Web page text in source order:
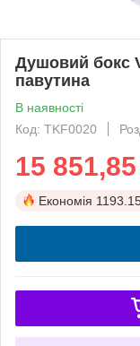
Душовий бокс
павутина
В наявності
Код: TKF0020
15 851,85
Економія